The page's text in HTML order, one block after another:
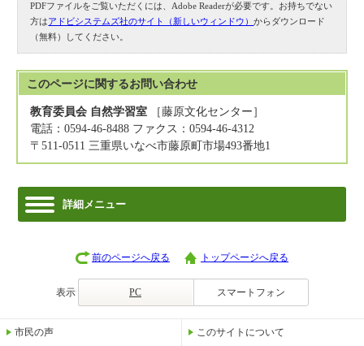
PDFファイルをご覧いただくには、Adobe Readerが必要です。お持ちでない
方はアドビシステムズ社のサイト（新しいウィンドウ）からダウンロード
（無料）してください。
このページに関するお問い合わせ
教育委員会 自然学習室 ［藤原文化センター］
電話：0594-46-8488 ファクス：0594-46-4312
〒511-0511 三重県いなべ市藤原町市場493番地1
詳細メニュー
前のページへ戻る トップページへ戻る
表示 PC スマートフォン
市民の声 このサイトについて